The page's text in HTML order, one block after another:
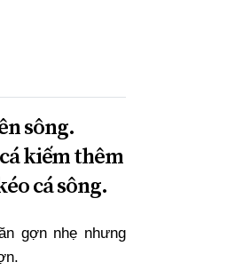
sông.
kiếm thêm
cá sông.
gợn nhẹ nhưng